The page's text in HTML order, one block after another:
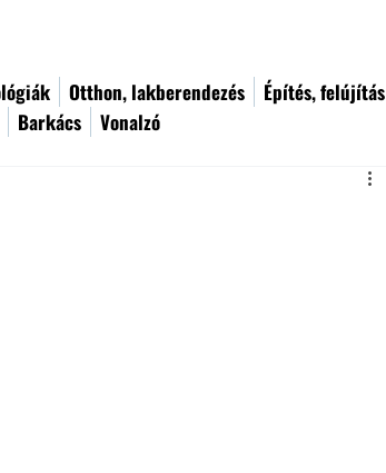
Otthon, lakberendezés Építés, felújítás
Barkács Vonalzó